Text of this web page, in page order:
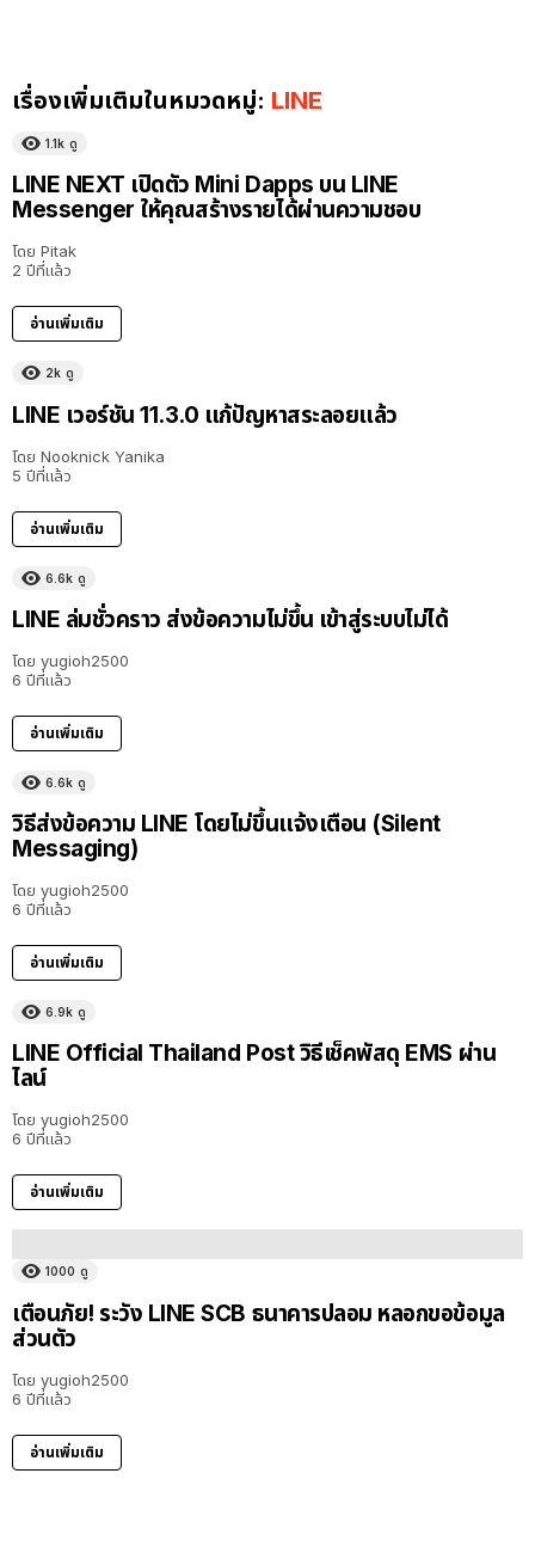
เรื่องเพิ่มเติมในหมวดหมู่: LINE
1.1k ดู
LINE NEXT เปิดตัว Mini Dapps บน LINE
Messenger ให้คุณสร้างรายได้ผ่านความชอบ
โดย Pitak
2 ปีที่แล้ว
อ่านเพิ่มเติม
2k ดู
LINE เวอร์ชัน 11.3.0 แก้ปัญหาสระลอยแล้ว
โดย Nooknick Yanika
5 ปีที่แล้ว
อ่านเพิ่มเติม
6.6k ดู
LINE ล่มชั่วคราว ส่งข้อความไม่ขึ้น เข้าสู่ระบบไม่ได้
โดย yugioh2500
6 ปีที่แล้ว
อ่านเพิ่มเติม
6.6k ดู
วิธีส่งข้อความ LINE โดยไม่ขึ้นแจ้งเตือน (Silent
Messaging)
โดย yugioh2500
6 ปีที่แล้ว
อ่านเพิ่มเติม
6.9k ดู
LINE Official Thailand Post วิธีเช็คพัสดุ EMS ผ่าน
ไลน์
โดย yugioh2500
6 ปีที่แล้ว
อ่านเพิ่มเติม
1000 ดู
เตือนภัย! ระวัง LINE SCB ธนาคารปลอม หลอกขอข้อมูล
ส่วนตัว
โดย yugioh2500
6 ปีที่แล้ว
อ่านเพิ่มเติม